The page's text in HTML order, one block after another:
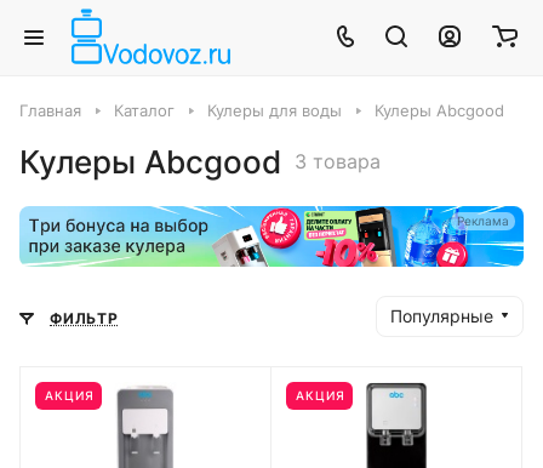
Главная Каталог Кулеры для воды Кулеры Abcgood
Кулеры Abcgood 3 товара
Реклама
ФИЛЬТР Популярные
АКЦИЯ АКЦИЯ